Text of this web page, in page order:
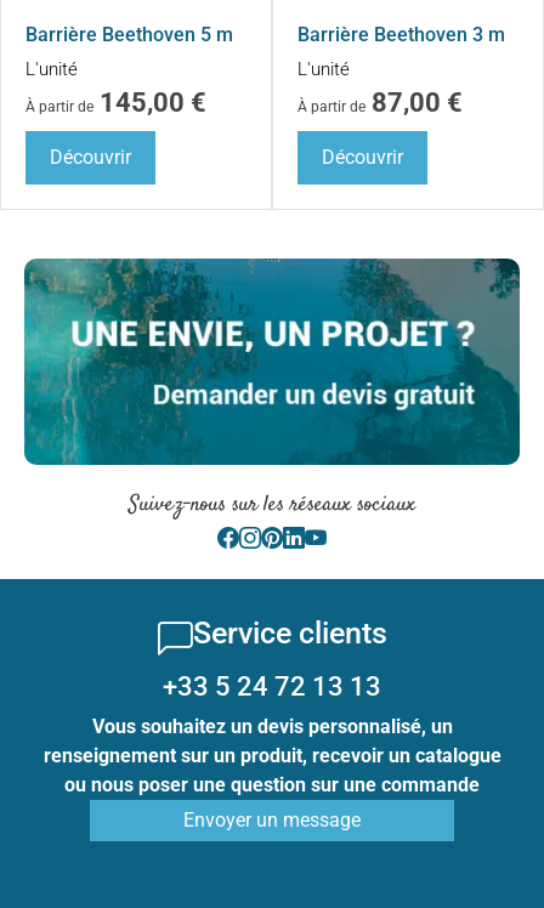
Barrière Beethoven 5 m
L'unité
À partir de 145,00 €
Découvrir
Barrière Beethoven 3 m
L'unité
À partir de 87,00 €
Découvrir
Suivez-nous sur les réseaux sociaux
Service clients
+33 5 24 72 13 13
Vous souhaitez un devis personnalisé, un
renseignement sur un produit, recevoir un catalogue
ou nous poser une question sur une commande
Envoyer un message